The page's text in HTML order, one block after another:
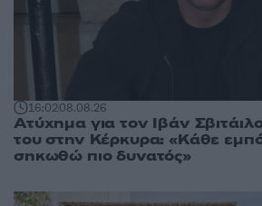
16:0208.08.26
Ατύχημα για τον Ιβάν
του στην Κέρκυρα: «Κάθε
σηκωθώ πιο δυνατός»